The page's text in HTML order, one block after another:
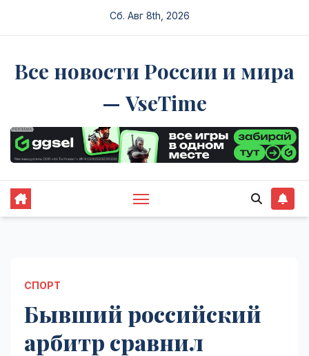
Сб. Авг 8th, 2026
Все новости России и мира
— VseTime
СПОРТ
Бывший российский
арбитр сравнил